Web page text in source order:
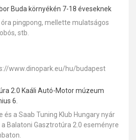
Buda környékén 7-18 éveseknek
óra pingpong, mellette mulatságos
stb.
www.dinopark.eu/hu/budapest
2.0 Kaáli Autó-Motor múzeum
6.
a Saab Tuning Klub Hungary nyár
Balatoni Gasztrotúra 2.0 eseményre